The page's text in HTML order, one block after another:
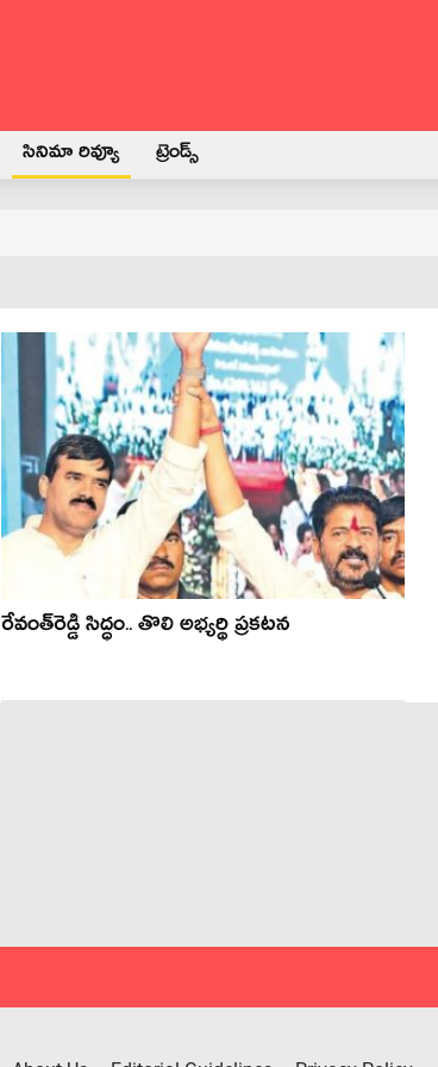
సినిమా రివ్యూ ట్రెండ్స్
రేవంత్‌రెడ్డి సిద్ధం.. తొలి అభ్య‌ర్థి ప్ర‌క‌ట‌న‌